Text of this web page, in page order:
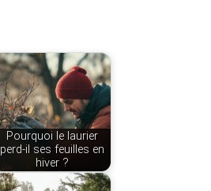
Pourquoi le laurier
perd-il ses feuilles en
hiver ?